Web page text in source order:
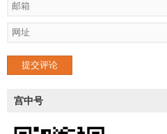
提交评论
宫中号